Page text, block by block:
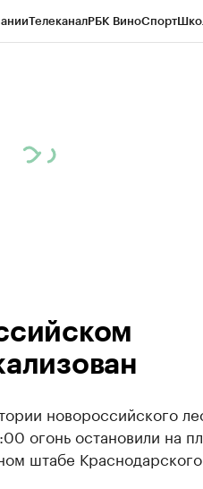
ТелеканалРБК ВиноСпорт
новороссийского
огонь остановили на
штабе Краснодарского